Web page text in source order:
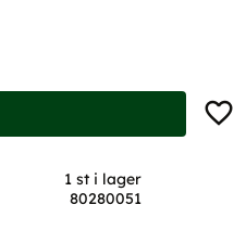
1 st i lager
80280051